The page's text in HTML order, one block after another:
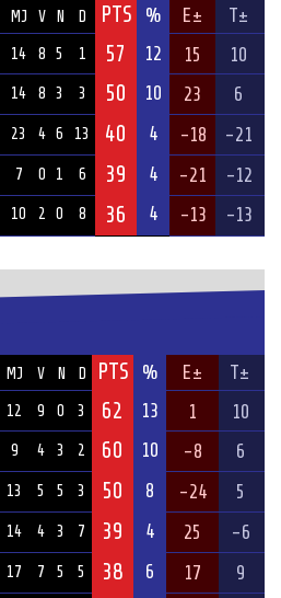
MJ V N D PTS % E± T±
14 8 5 1 57 12 15 10
14 8 3 3 50 10 23 6
23 4 6 13 40 4 -18 -21
7 0 1 6 39 4 -21 -12
10 2 0 8 36 4 -13 -13
MJ V N D PTS % E± T±
12 9 0 3 62 13 1 10
9 4 3 2 60 10 -8 6
13 5 5 3 50 8 -24 5
14 4 3 7 39 4 25 -6
17 7 5 5 38 6 17 9